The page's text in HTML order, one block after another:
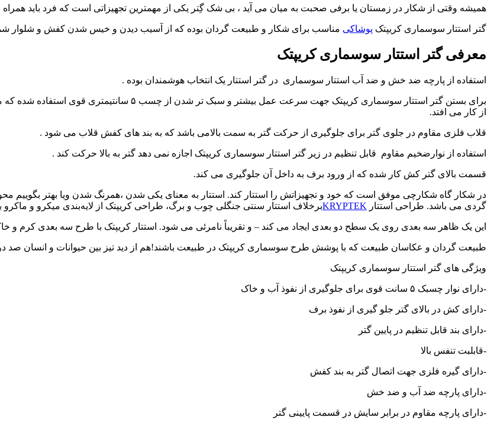
همیشه وقتی از شکار در زمستان یا برفی صحبت به میان می آید ، بی شک گِتر یکی از مهمترین تجهیزاتی است که فرد باید همراه
گتر استتار سوسماری کریپتک پوشاکی مناسب برای شکار و طبیعت گردان بوده که از آسیب دیدن و خیس شدن کفش و شلوار
معرفی گتر استتار سوسماری کریپتک
استفاده از پارچه ضد خش و ضد آب استتار سوسماری در گتر استتار یک انتخاب هوشمندان بوده .
برای بستن گتر استتار سوسماری کریپتک جهت سرعت عمل
از کار می افتد.
قلاب فلزی مقاوم در جلوی گتر برای جلوگیری از حرکت گتر به سمت بالامی باشد که به بند های کفش قلاب می شود .
استفاده از نوارضخیم مقاوم قابل تنظیم در زیر گتر استتار سوسماری کریپتک اجازه نمی دهد گتر به بالا حرکت کند .
قسمت بالای گتر کش کار شده که از ورود برف به داخل آن جلوگیری می کند.
در شکار گاه شکارچی موفق است که خود و تجهیزاتش را استتار کند. استتار به معنای یکی شدن ،همرنگ شدن ویا بهتر بگوییم
گردی می باشد. طراحی استتار KRYPTEKبرخلاف استتار سنتی جنگلی چوب و برگ، طراحی کریپتک از لایه‌بندی میکرو و ماکرو
این یک ظاهر سه بعدی روی یک سطح دو بعدی ایجاد می کند – و تقریباً نامرئی می شود. استتار کریپتک با طرح سه بعدی کرم و
طبیعت گردان و عکاسان طبیعت که با پوشش طرح سوسماری کریپتک در طبیعت باشند!هم از دید تیز بین حیوانات و انسان
ویژگی های گتر استتار سوسماری کریپتک
-دارای نوار چسبک ۵ سانت قوی برای جلوگیری از نفوذ آب و خاک
-دارای کش در بالای گتر جلو گیری از نفوذ برف
-دارای بند قابل تنظیم در پایین گتر
-قابلبت تنفس بالا
-دارای گیره فلزی جهت اتصال گتر به بند کفش
-دارای پارچه ضد آب و ضد خش
-دارای پارچه مقاوم در برابر سایش در قسمت پایینی گتر